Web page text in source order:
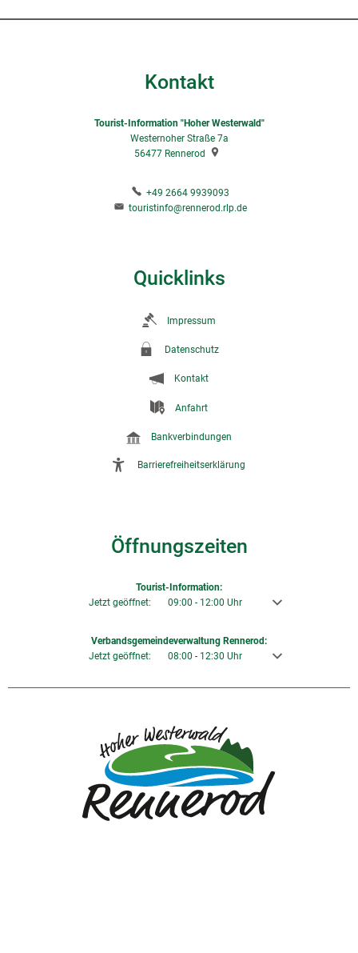
Kontakt
Tourist-Information "Hoher Westerwald"
Westernoher Straße 7a
56477 Rennerod
+49 2664 9939093
touristinfo@rennerod.rlp.de
Quicklinks
Impressum
Datenschutz
Kontakt
Anfahrt
Bankverbindungen
Barrierefreiheitserklärung
Öffnungszeiten
Tourist-Information:
Klicken, um weitere Öffnungs- oder Schließzeiten auszublenden
Jetzt geöffnet: 09:00 - 12:00 Uhr Von 09:00 bis 12:00
Verbandsgemeindeverwaltung Rennerod:
Klicken, um weitere Öffnungs- oder Schließzeiten auszublenden
Jetzt geöffnet: 08:00 - 12:30 Uhr Von 08:00 bis 12:30